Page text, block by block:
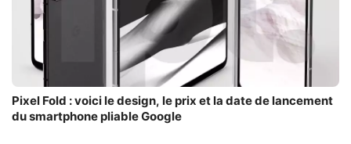
Pixel Fold : voici le design, le prix et la date de lancement
du smartphone pliable Google